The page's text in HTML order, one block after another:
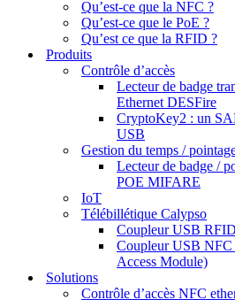
Qu’est-ce que la NFC ?
Qu’est-ce que le PoE ?
Qu’est ce que la RFID ?
Produits
Contrôle d’accès
Lecteur de badge
Ethernet DESFire
CryptoKey2 : un
USB
Gestion du temps /
Lecteur de badge /
POE MIFARE
IoT
Télébillétique Calypso
Coupleur USB
Coupleur USB
Access Module)
Solutions
Contrôle d’accès NFC